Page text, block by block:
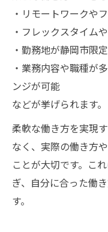
・リモートワークや
・フレックスタイム
・勤務地が静岡市限
・業務内容や職種が
ンジが可能
などが挙げられます。
柔軟な働き方を実現
なく、実際の働き方
ことが大切です。こ
ぎ、自分に合った働
す。